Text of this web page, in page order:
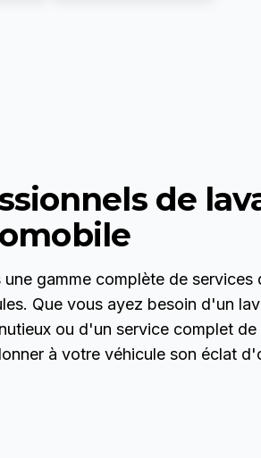
de
gamme complète de services
Que vous ayez besoin d'un
ou d'un service complet
à votre véhicule son éclat